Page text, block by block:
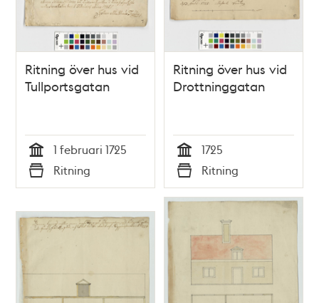
Ritning över hus vid
Tullportsgatan
Tid
1 februari 1725
Typ
Ritning
Ritning över hus vid
Drottninggatan
Tid
1725
Typ
Ritning